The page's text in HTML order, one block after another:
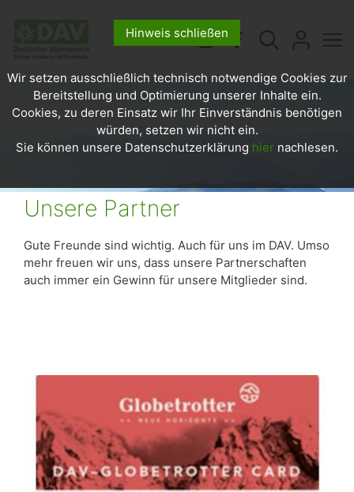
Unsere Partner
Gute Freunde sind wichtig. Auch für uns im DAV. Umso
mehr freuen wir uns, dass unsere Partnerschaften
auch immer ein Gewinn für unsere Mitglieder sind.
Hinweis schließen
Wir setzen ausschließlich technisch notwendige Cookies zur
Bereitstellung und Optimierung unserer Inhalte ein.
Cookies, zu deren Einsatz wir Ihr Einverständnis benötigen
würden, setzen wir nicht ein.
Sie können unsere Datenschutzerklärung hier nachlesen.